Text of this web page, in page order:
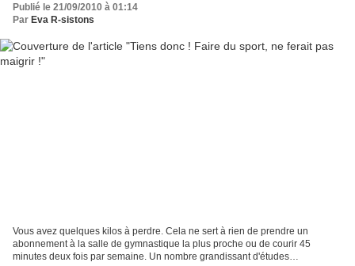
Publié le 21/09/2010 à 01:14
Par Eva R-sistons
Vous avez quelques kilos à perdre. Cela ne sert à rien de prendre un
abonnement à la salle de gymnastique la plus proche ou de courir 45
minutes deux fois par semaine. Un nombre grandissant d'études